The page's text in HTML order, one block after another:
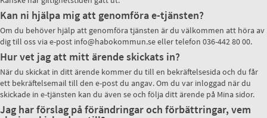
Kan ni hjälpa mig att genomföra e-tjänsten?
Om du behöver hjälp att genomföra tjänsten är du välkommen att höra av
dig till oss via e-post info@habokommun.se eller telefon 036-442 80 00.
Hur vet jag att mitt ärende skickats in?
När du skickat in ditt ärende kommer du till en bekräftelsesida och du får
ett bekräftelsemail till den e-post du angav. Om du var inloggad när du
skickade in e-tjänsten kan du även se och följa ditt ärende på Mina sidor.
Jag har förslag på förändringar och förbättringar, vem